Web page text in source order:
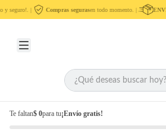
seguro!. | Compras segurasen todo momento. |
Te faltan$ 0para tu¡Envío gratis!